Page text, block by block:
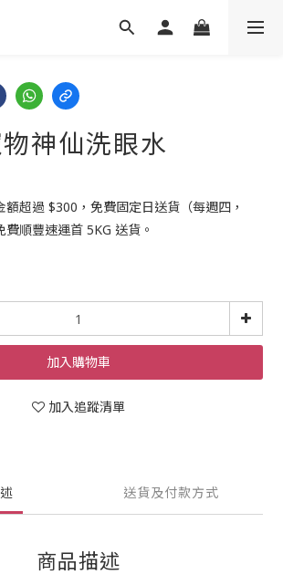
神仙洗眼水
超過 $300，免費固定日送貨（每週四，
順豐速運首 5KG 送貨。
加入購物車
加入追蹤清單
送貨及付款方式
商品描述